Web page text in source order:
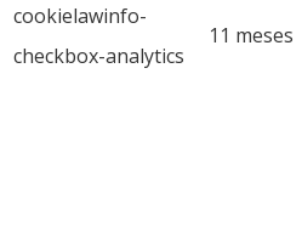
cookielawinfo-
checkbox-analytics
11 meses